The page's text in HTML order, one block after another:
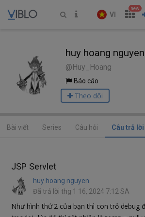
VI
new
huy hoang nguyen
@Huy_Hoang
Báo cáo
Theo dõi
Bài viết Series Câu hỏi Câu trả lời
JSP Servlet
huy hoang nguyen
Đã trả lời thg 1 16, 2024 7:12 SA
Như hình thứ 2 của bạn thì con trỏ debug